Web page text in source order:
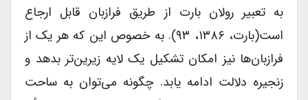
به تعبیر رولان بارت از طریق فرازبان قابل ارجاع
است(بارت، ۱۳۸۶، ۹۳). به خصوص این که هر یک از
فرازبان‌ها نیز امکان تشکیل یک لایه زیرین‌تر بدهد و
زنجیره دلالت ادامه یابد. چگونه می‌توان به ساحت